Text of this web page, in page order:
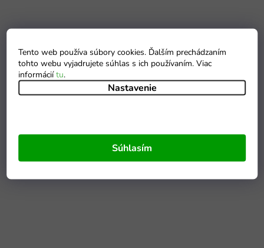
Tento web používa súbory cookies. Ďalším prechádzaním
tohto webu vyjadrujete súhlas s ich používaním. Viac
informáciítu.
Nastavenie
Súhlasím